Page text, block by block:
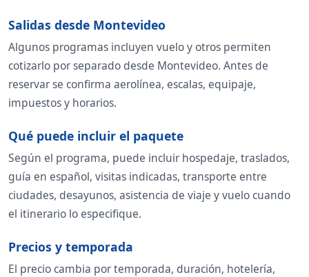
Salidas desde Montevideo
Algunos programas incluyen vuelo y otros permiten
cotizarlo por separado desde Montevideo. Antes de
reservar se confirma aerolínea, escalas, equipaje,
impuestos y horarios.
Qué puede incluir el paquete
Según el programa, puede incluir hospedaje, traslados,
guía en español, visitas indicadas, transporte entre
ciudades, desayunos, asistencia de viaje y vuelo cuando
el itinerario lo especifique.
Precios y temporada
El precio cambia por temporada, duración, hotelería,